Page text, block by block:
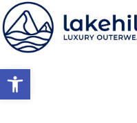
Ανοίξτε τη